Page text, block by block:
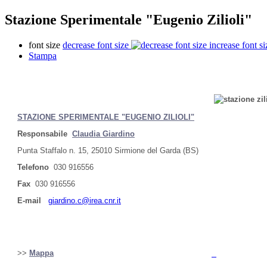
Stazione Sperimentale "Eugenio Zilioli"
font size decrease font size
increase font
Stampa
STAZIONE SPERIMENTALE "EUGENIO ZILIOLI"
Responsabile Claudia Giardino
Punta Staffalo n. 15, 25010 Sirmione del Garda (BS)
Telefono 030 916556
Fax 030 916556
E-mail
giardino.c@irea.cnr.it
>> Mappa